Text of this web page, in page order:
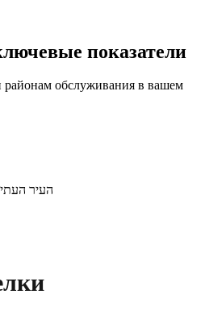
показатели
обслуживания в вашем
העיר